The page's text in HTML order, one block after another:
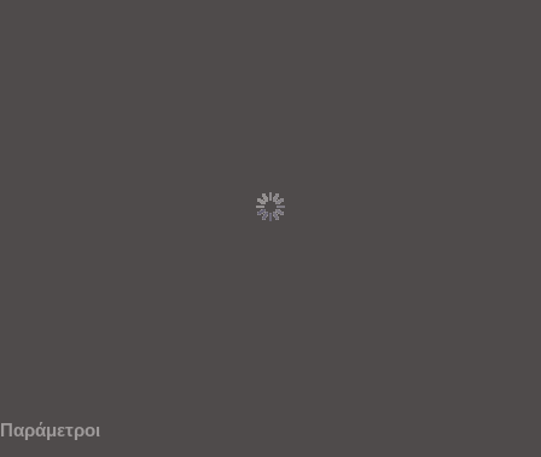
Παράμετροι